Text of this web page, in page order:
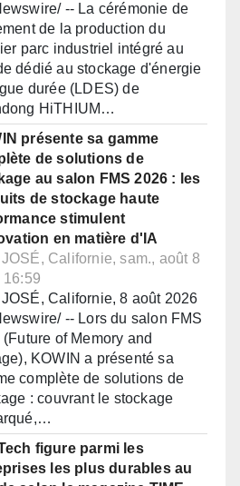
-- La cérémonie de
de la production du
parc industriel intégré au
dédié au stockage d'énergie
durée (LDES) de
HiTHIUM…
présente sa gamme
de solutions de
au salon FMS 2026 : les
de stockage haute
stimulent
en matière d'IA
Californie, sam., août 8
16:59
Californie, 8 août 2026
-- Lors du salon FMS
(Future of Memory and
KOWIN a présenté sa
complète de solutions de
: couvrant le stockage
figure parmi les
les plus durables au